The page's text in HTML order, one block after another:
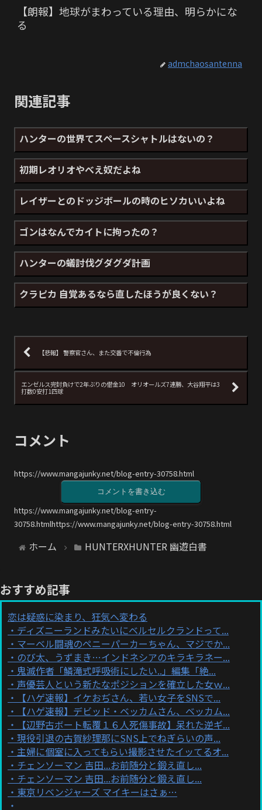
【朗報】地球がまわっている理由、明らかにな
る
admchaosantenna
関連記事
ハンターの世界てスペースシャトルはないの？
初期レオリオやべえ奴だよね
レイザーとのドッジボールの時のヒソカいいよね
ゴンはなんでカイトに拘ったの？
ハンターの蟻討伐グダグダ計画
クラピカ 自覚あるなら直したほうが良くない？
【悲報】 警察官さん、また交番で不倫行為
エンゼルス完封負けで2年ぶりの借金10 オリオールズ7連勝、大谷翔平は3
打数0安打1四球
コメント
https://www.mangajunky.net/blog-entry-30758.html
コメントを書き込む
https://www.mangajunky.net/blog-entry-
30758.htmlhttps://www.mangajunky.net/blog-entry-30758.html
ホーム HUNTERXHUNTER 幽遊白書
おすすめ記事
恋は疑惑に染まり、狂気へ変わる
ディズニーランドみたいにベルセルクランドって...
マーベル闘魂のペニーパーカーちゃん、マジでか...
のび太、うずまき…インドネシアのキラキラネー...
鬼滅作者「鱗滝式呼吸術にしたい..」編集「絶...
声優芸人という新たなポジションを確立した女ｗ...
【ハゲ速報】イケおぢさん、若い女子をSNSで...
【ハゲ速報】デビッド・ベッカムさん、ベッカム...
【辺野古ボート転覆１６人死傷事故】呆れた逆ギ...
現役引退の古賀紗理那にSNS上でねぎらいの声...
主婦に個室に入ってもらい撮影させたイッてるオ...
チェンソーマン 吉田...お前随分と鍛え直し...
チェンソーマン 吉田...お前随分と鍛え直し...
東京リベンジャーズ マイキーはさぁ…